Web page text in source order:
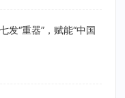
发“重器”，赋能“中国